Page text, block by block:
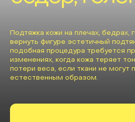
Подтяжка кожи на плечах, бедрах,
вернуть фигуре эстетичный
подобная процедура требуется
изменениях, когда кожа теряет
потери веса, если ткани не могут
естественным образом.